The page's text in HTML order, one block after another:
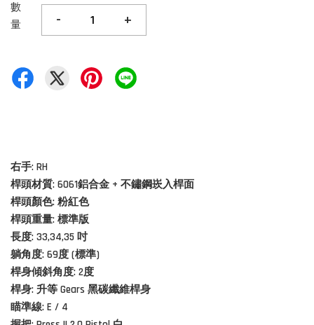
數
量
- +
右手: RH
桿頭材質: 6061鋁合金 + 不鏽鋼崁入桿面
桿頭顏色: 粉紅色
桿頭重量: 標準版
長度: 33,34,35 吋
躺角度: 69度 (標準)
桿身傾斜角度: 2度
桿身: 升等 Gears 黑碳纖維桿身
瞄準線: E / 4